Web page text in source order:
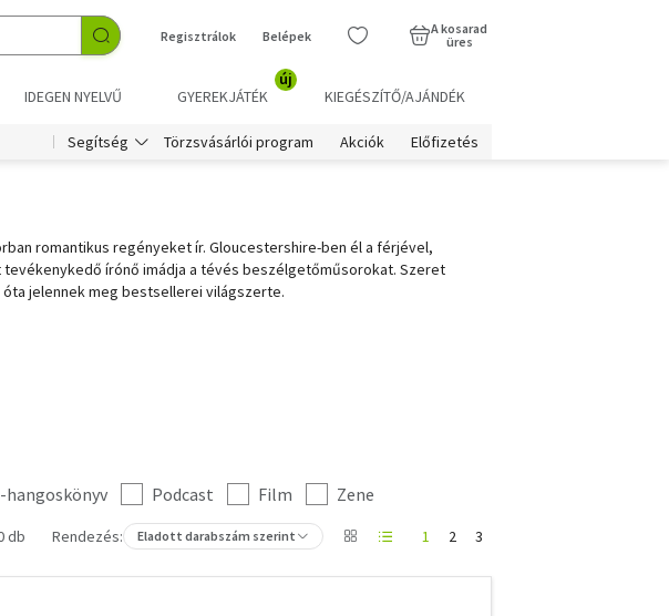
Regisztrálok Belépek
A kosarad
üres
IDEGEN NYELVŰ GYEREKJÁTÉK
új
KIEGÉSZÍTŐ/AJÁNDÉK
Segítség Törzsvásárlói program Akciók Előfizetés
romantikus regényeket ír. Gloucestershire-ben él a férjével,
tevékenykedő írónő imádja a tévés beszélgetőműsorokat. Szeret
jelennek meg bestsellerei világszerte.
hangoskönyv Podcast Film
Zene
db Rendezés: Eladott darabszám szerint 1 2 3